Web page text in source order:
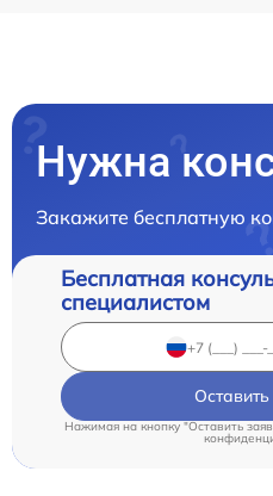
Нужна
Закажите бесплатную
Бесплатная
специалистом
Нажимая на кнопку "Оставить